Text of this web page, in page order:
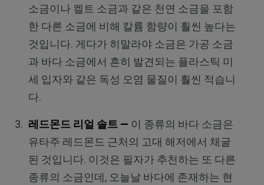
소금이나 켈트 소금과 같은 천연 소금을 포함
한 다른 소금에 비해 칼륨 함량이 훨씬 높다는
것입니다. 게다가 히말라야 소금은 가공 소금
과 바다 소금에서 흔히 발견되는 플라스틱 미
세 입자와 같은 독성 오염 물질이 훨씬 적습니
다.
레드몬드 리얼 솔트 — 이 종류의 바다 소금은
유타주 레드몬드 근처의 고대 해저에서 채굴
된 것입니다. 이것은 필자가 추천하는 또 다른
종류의 소금인데, 오늘날 바다에 존재하는 현